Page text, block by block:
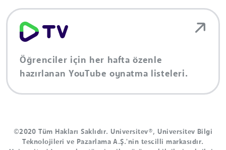
Öğrenciler için her hafta özenle
hazırlanan YouTube oynatma listeleri.
©2020 Tüm Hakları Saklıdır. Universitev®, Universitev Bilgi
Teknolojileri ve Pazarlama A.Ş.'nin tescilli markasıdır.